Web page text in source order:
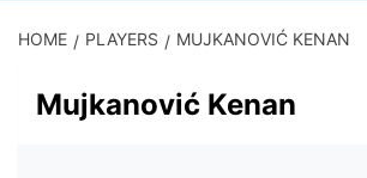
HOME PLAYERS MUJKANOVIĆ KENAN
Mujkanović Kenan